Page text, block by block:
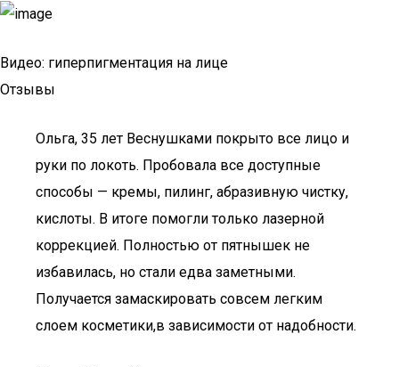
Видео: гиперпигментация на лице
Отзывы
Ольга, 35 лет Веснушками покрыто все лицо и
руки по локоть. Пробовала все доступные
способы — кремы, пилинг, абразивную чистку,
кислоты. В итоге помогли только лазерной
коррекцией. Полностью от пятнышек не
избавилась, но стали едва заметными.
Получается замаскировать совсем легким
слоем косметики,в зависимости от надобности.